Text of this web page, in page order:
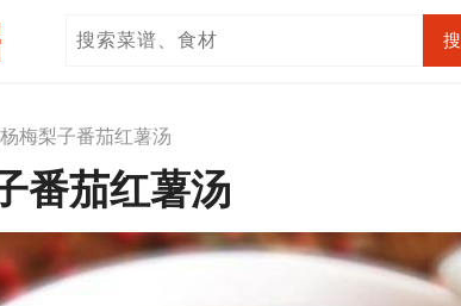
杨梅梨子番茄红薯汤
番茄红薯汤